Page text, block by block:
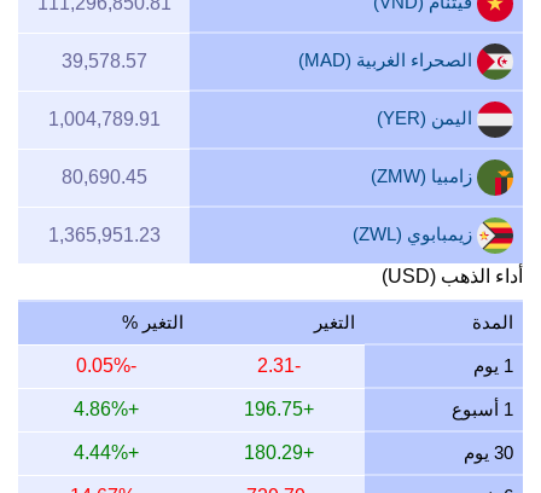
الصحراء الغربية (MAD) 39,578.57
اليمن (YER) 1,004,789.91
زامبيا (ZMW) 80,690.45
زيمبابوي (ZWL)
1,365,951.23
أداء الذهب (USD)
المدة التغير التغير %
1 يوم -2.31
-0.05%
1 أسبوع +196.75
+4.86%
30 يوم +180.29
+4.44%